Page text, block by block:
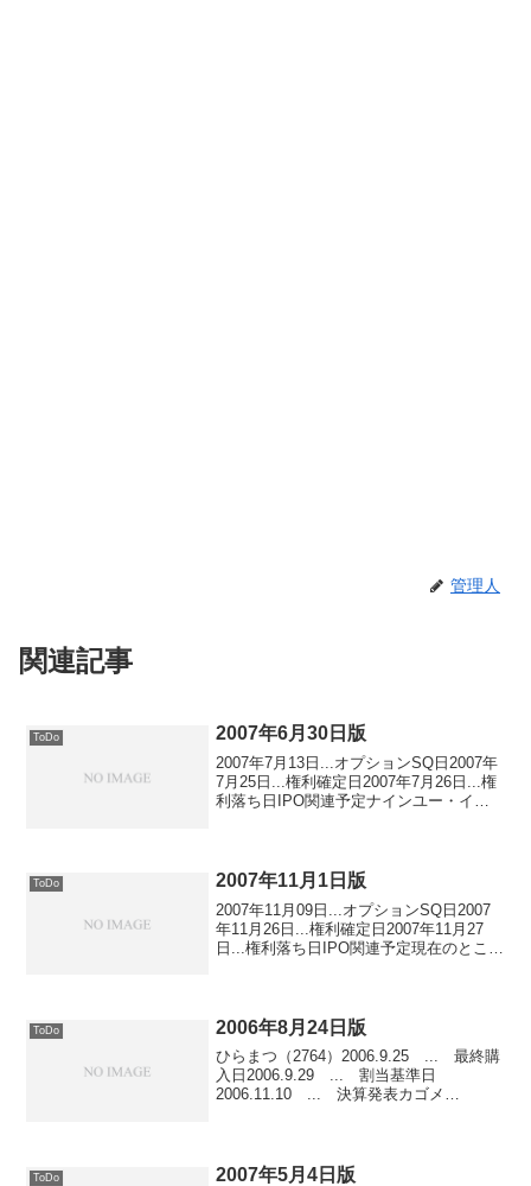
管理人
関連記事
ToDo 2007年6月30日版
2007年7月13日...オプションSQ日2007年
7月25日...権利確定日2007年7月26日...権
利落ち日IPO関連予定ナインユー・イン
ToDo 2007年11月1日版
2007年11月09日...オプションSQ日2007
年11月26日...権利確定日2007年11月27
日...権利落ち日IPO関連予定現在のところ
ToDo 2006年8月24日版
ひらまつ（2764）2006.9.25 ... 最終購
入日2006.9.29 ... 割当基準日
2006.11.10 ... 決算発表カゴメ
ToDo 2007年5月4日版